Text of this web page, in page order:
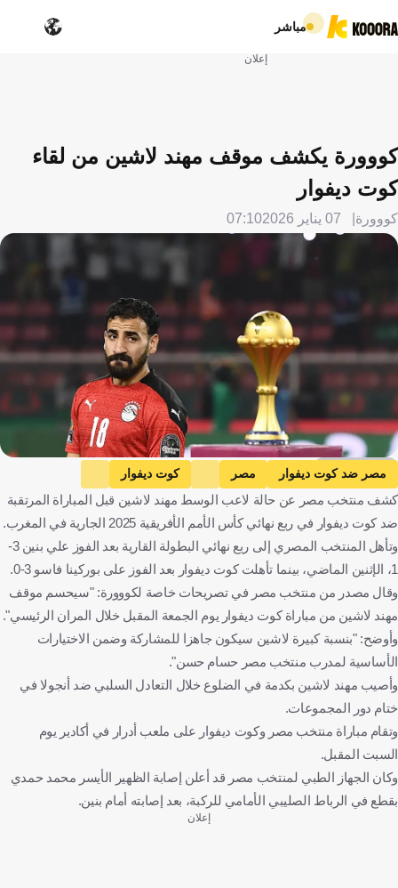
مباشر
إعلان
كووورة يكشف موقف مهند لاشين من لقاء
كوت ديفوار
كووورة 07 يناير 2026 07:10
Getty Images
مصر ضد كوت ديفوار مصر
كوت ديفوار
كأس أمم إفريقيا
مهند لاشين مصر ساحل العاج
المغرب
كرة قدم
كشف منتخب مصر عن حالة لاعب الوسط مهند لاشين قبل المباراة المرتقبة
ضد كوت ديفوار في ربع نهائي كأس الأمم الأفريقية 2025 الجارية في المغرب.
وتأهل المنتخب المصري إلى ربع نهائي البطولة القارية بعد الفوز علي بنين 3-
1، الإثنين الماضي، بينما تأهلت كوت ديفوار بعد الفوز على بوركينا فاسو 3-0.
وقال مصدر من منتخب مصر في تصريحات خاصة لكووورة: "سيحسم موقف
مهند لاشين من مباراة كوت ديفوار يوم الجمعة المقبل خلال المران الرئيسي".
وأوضح: "بنسبة كبيرة لاشين سيكون جاهزا للمشاركة وضمن الاختيارات
الأساسية لمدرب منتخب مصر حسام حسن".
وأصيب مهند لاشين بكدمة في الضلوع خلال التعادل السلبي ضد أنجولا في
ختام دور المجموعات.
وتقام مباراة منتخب مصر وكوت ديفوار على ملعب أدرار في أكادير يوم
السبت المقبل.
وكان الجهاز الطبي لمنتخب مصر قد أعلن إصابة الظهير الأيسر محمد حمدي
بقطع في الرباط الصليبي الأمامي للركبة، بعد إصابته أمام بنين.
إعلان